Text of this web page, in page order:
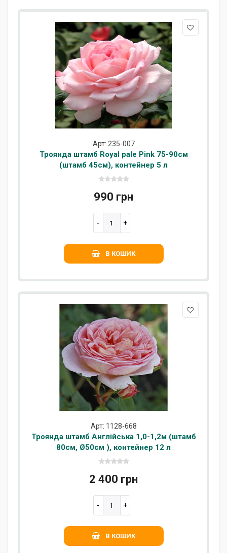
Арт: 235-007
Троянда штамб Royal pale Pink 75-90см
(штамб 45см), контейнер 5 л
990 грн
В КОШИК
Арт: 1128-668
Троянда штамб Англійська 1,0-1,2м (штамб
80см, Ø50см ), контейнер 12 л
2 400 грн
В КОШИК